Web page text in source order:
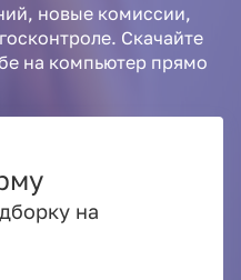
новые комиссии,
Скачайте
на компьютер прямо
на